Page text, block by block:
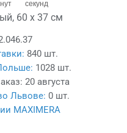
секунд
60 x 37 см
840 шт.
1028 шт.
20 августа
Львове: 0 шт.
MAXIMERA